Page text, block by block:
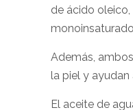
de ácido
Además,
la piel y ayudan
El aceite de